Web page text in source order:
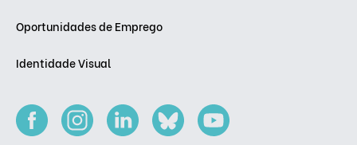
Oportunidades de Emprego
Identidade Visual